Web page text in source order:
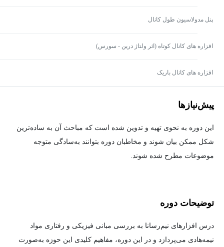
پنل مدولاسیون طول کانال
افزاره های کانال کوتاه (اثر ولتاژ درین - سورس)
افزاره های کانال باریک
پیش‌نیاز‌ها
این دوره به نحوی تهیه و تدوین شده است که مباحث آن به ساده‌ترین
شکل ممکن بیان شوند و مخاطبان دوره بتوانند به‌سادگی متوجه
موضوعات مطرح شده شوند.
توضیحات دوره
درس افزارهای نیم‌رسانا به بررسی مبانی فیزیکی و رفتاری مواد
نیمه‌هادی می‌پردازد و در این دوره، مفاهیم کلیدی این حوزه به‌صورت